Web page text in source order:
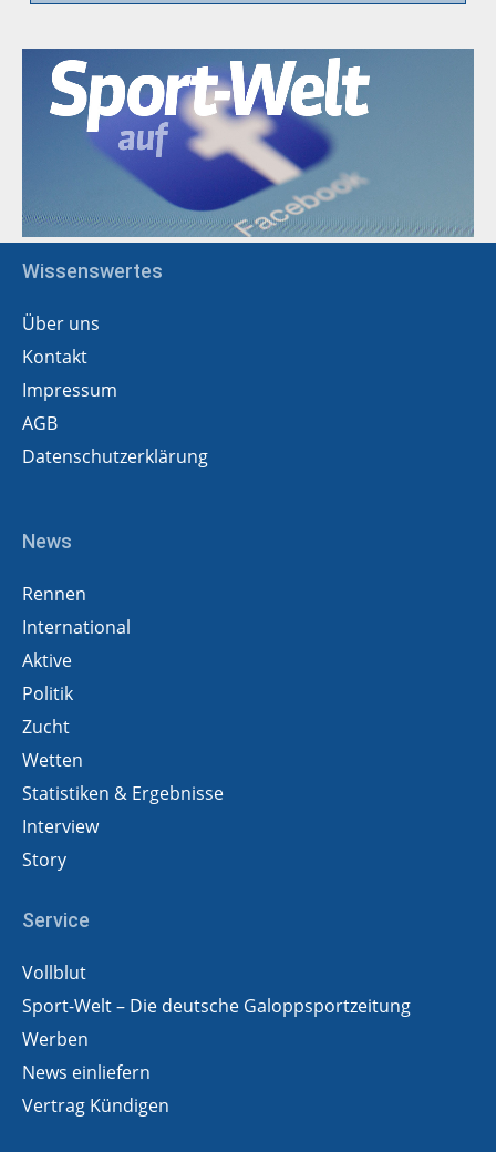
Wissenswertes
Über uns
Kontakt
Impressum
AGB
Datenschutzerklärung
News
Rennen
International
Aktive
Politik
Zucht
Wetten
Statistiken & Ergebnisse
Interview
Story
Service
Vollblut
Sport-Welt – Die deutsche Galoppsportzeitung
Werben
News einliefern
Vertrag Kündigen